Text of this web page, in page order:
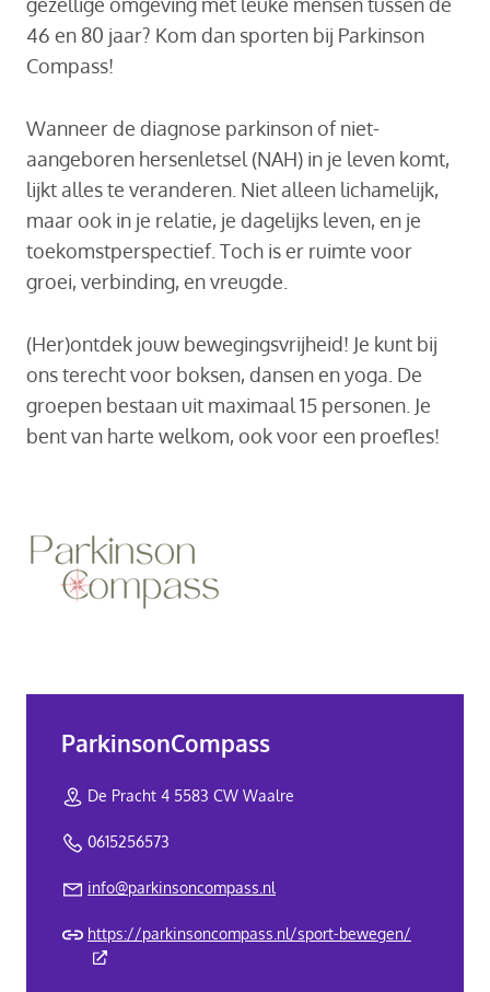
46 en 80 jaar? Kom dan sporten bij Parkinson
Compass!
Wanneer de diagnose parkinson of niet-
aangeboren hersenletsel (NAH) in je leven komt,
lijkt alles te veranderen. Niet alleen lichamelijk,
maar ook in je relatie, je dagelijks leven, en je
toekomstperspectief. Toch is er ruimte voor
groei, verbinding, en vreugde.
(Her)ontdek jouw bewegingsvrijheid! Je kunt bij
ons terecht voor boksen, dansen en yoga. De
groepen bestaan uit maximaal 15 personen. Je
bent van harte welkom, ook voor een proefles!
ParkinsonCompass
De Pracht 4 5583 CW Waalre
0615256573
info@parkinsoncompass.nl
https://parkinsoncompass.nl/sport-bewegen/
(Deze link gaat naar een externe website)